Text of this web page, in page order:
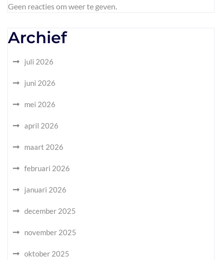
Geen reacties om weer te geven.
Archief
juli 2026
juni 2026
mei 2026
april 2026
maart 2026
februari 2026
januari 2026
december 2025
november 2025
oktober 2025